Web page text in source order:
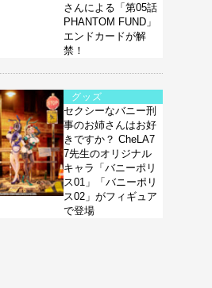
さんによる「第05話
PHANTOM FUND」
エンドカードが解
禁！
グッズ
セクシーなバニー刑
事のお姉さんはお好
きですか？ CheLA7
7先生のオリジナル
キャラ「バニーポリ
ス01」「バニーポリ
ス02」がフィギュア
で登場